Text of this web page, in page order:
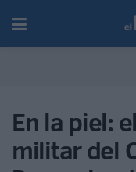
En la piel:
militar del